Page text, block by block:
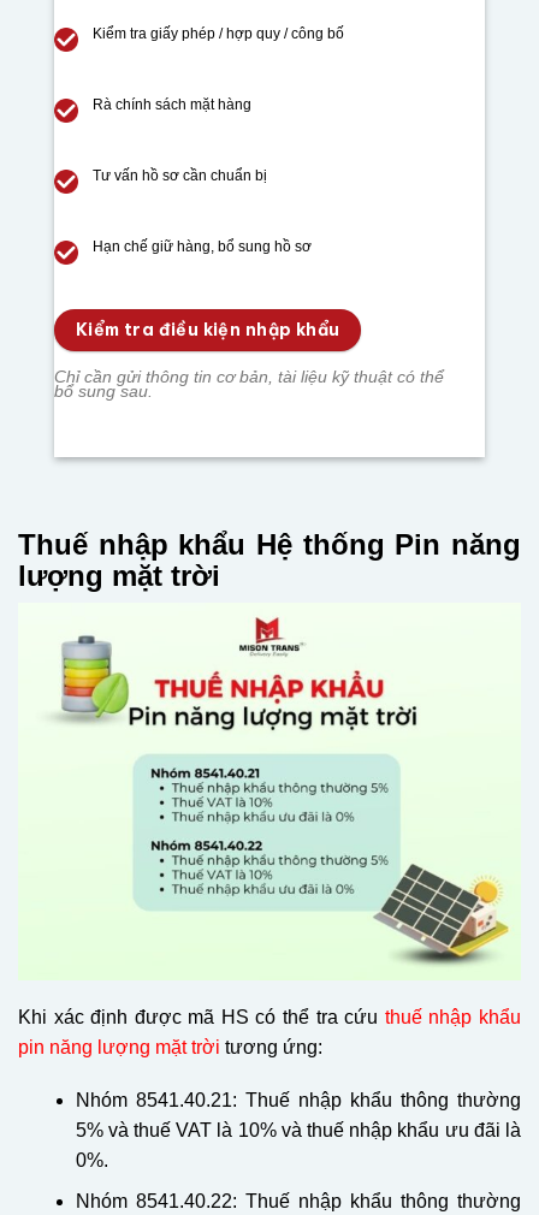
Kiểm tra giấy phép / hợp quy / công bố
Rà chính sách mặt hàng
Tư vấn hồ sơ cần chuẩn bị
Hạn chế giữ hàng, bổ sung hồ sơ
Kiểm tra điều kiện nhập khẩu
Chỉ cần gửi thông tin cơ bản, tài liệu kỹ thuật có thể
bổ sung sau.
Thuế nhập khẩu Hệ thống Pin năng
lượng mặt trời
Khi xác định được mã HS có thể tra cứu thuế nhập khẩu
pin năng lượng mặt trời tương ứng:
Nhóm 8541.40.21: Thuế nhập khẩu thông thường
5% và thuế VAT là 10% và thuế nhập khẩu ưu đãi là
0%.
Nhóm 8541.40.22: Thuế nhập khẩu thông thường